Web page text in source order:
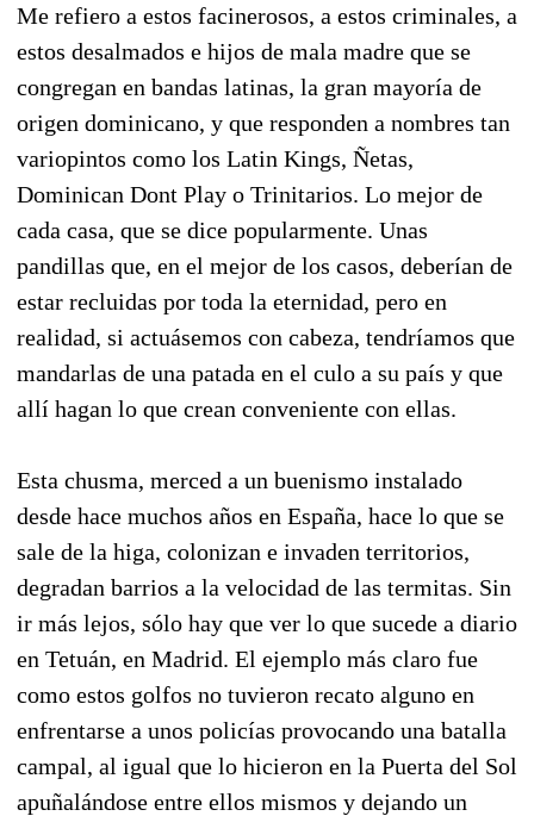
Me refiero a estos facinerosos, a estos criminales, a
estos desalmados e hijos de mala madre que se
congregan en bandas latinas, la gran mayoría de
origen dominicano, y que responden a nombres tan
variopintos como los Latin Kings, Ñetas,
Dominican Dont Play o Trinitarios. Lo mejor de
cada casa, que se dice popularmente. Unas
pandillas que, en el mejor de los casos, deberían de
estar recluidas por toda la eternidad, pero en
realidad, si actuásemos con cabeza, tendríamos que
mandarlas de una patada en el culo a su país y que
allí hagan lo que crean conveniente con ellas.
Esta chusma, merced a un buenismo instalado
desde hace muchos años en España, hace lo que se
sale de la higa, colonizan e invaden territorios,
degradan barrios a la velocidad de las termitas. Sin
ir más lejos, sólo hay que ver lo que sucede a diario
en Tetuán, en Madrid. El ejemplo más claro fue
como estos golfos no tuvieron recato alguno en
enfrentarse a unos policías provocando una batalla
campal, al igual que lo hicieron en la Puerta del Sol
apuñalándose entre ellos mismos y dejando un